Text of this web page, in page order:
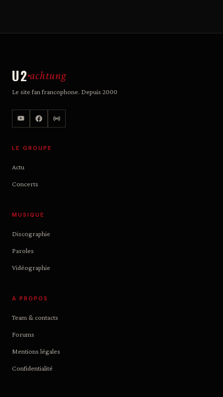
U2 achtung
Le site fan francophone. Depuis 2000
LE GROUPE
Actu
Concerts
MUSIQUE
Discographie
Paroles
Vidéographie
À PROPOS
Team & contacts
Forums
Mentions légales
Confidentialité